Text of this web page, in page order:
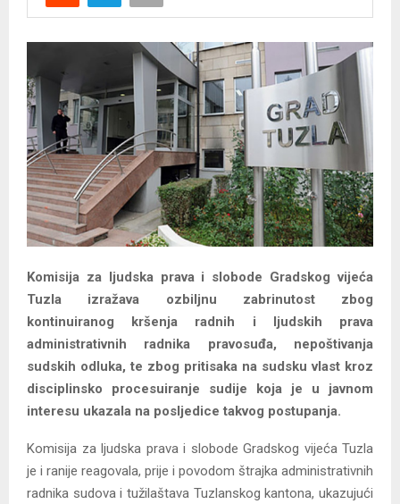
Y
E
N
U
Komisija za ljudska prava i slobode Gradskog vijeća
Tuzla izražava ozbiljnu zabrinutost zbog
kontinuiranog kršenja radnih i ljudskih prava
administrativnih radnika pravosuđa, nepoštivanja
sudskih odluka, te zbog pritisaka na sudsku vlast kroz
disciplinsko procesuiranje sudije koja je u javnom
interesu ukazala na posljedice takvog postupanja.
Komisija za ljudska prava i slobode Gradskog vijeća Tuzla
je i ranije reagovala, prije i povodom štrajka administrativnih
radnika sudova i tužilaštava Tuzlanskog kantona, ukazujući